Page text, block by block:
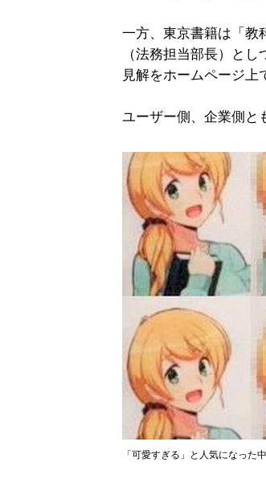
一方、東京書籍は「教
（法務担当部長）と
見解をホームページ上
ユーザー側、企業側と
「可愛すぎる」と人気になっ